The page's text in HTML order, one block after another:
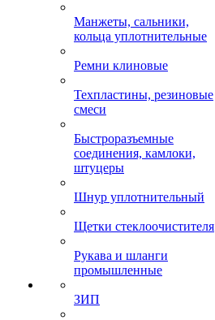
Манжеты, сальники,
кольца уплотнительные
Ремни клиновые
Техпластины, резиновые
смеси
Быстроразъемные
соединения, камлоки,
штуцеры
Шнур уплотнительный
Щетки стеклоочистителя
Рукава и шланги
промышленные
ЗИП